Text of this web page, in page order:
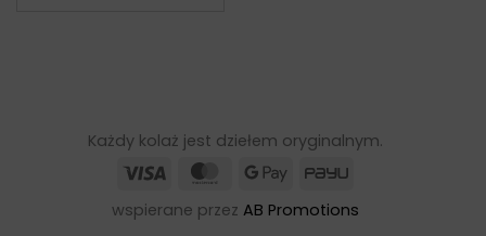
Każdy kolaż jest dziełem oryginalnym.
Visa
MasterCard
Google PayU
wspierane przez AB Promotions